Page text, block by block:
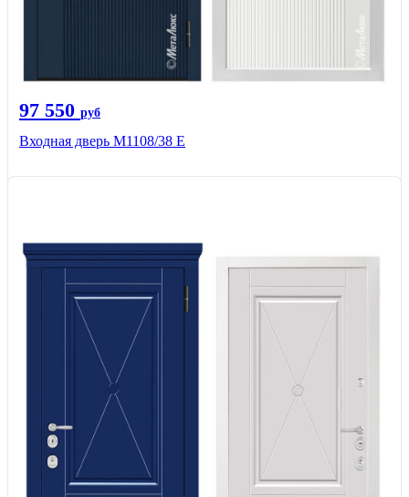
97 550 руб
Входная дверь М1108/38 E